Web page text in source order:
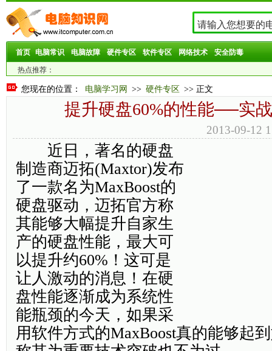
首页 电脑常识 电脑故障 硬件专区 软件专区 网络技术 安全防毒
热点推荐：
您现在的位置： 电脑学习网 >> 硬件专区 >> 正文
提升硬盘60%的性能──实
2013-09-12
近日，著名的硬盘
制造商迈拓(Maxtor)发布
了一款名为MaxBoost的
硬盘驱动，迈拓官方称
其能够大幅提升自家生
产的硬盘性能，最大可
以提升约60%！这可是
让人激动的消息！在硬
盘性能逐渐成为系统性
能瓶颈的今天，如果采
用软件方式的MaxBoost真的能够起